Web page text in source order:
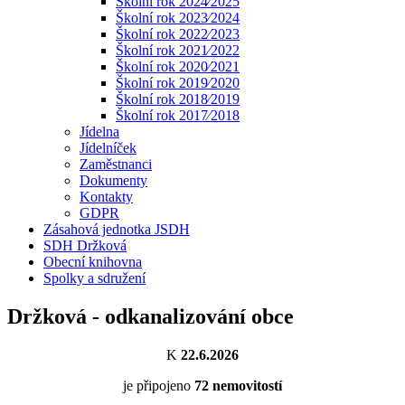
Školní rok 2023⁄2024
Školní rok 2022⁄2023
Školní rok 2021⁄2022
Školní rok 2020⁄2021
Školní rok 2019⁄2020
Školní rok 2018⁄2019
Školní rok 2017⁄2018
Jídelna
Jídelníček
Zaměstnanci
Dokumenty
Kontakty
GDPR
Zásahová jednotka JSDH
SDH Držková
Obecní knihovna
Spolky a sdružení
Držková - odkanalizování obce
K 22.6.2026
je připojeno 72 nemovitostí